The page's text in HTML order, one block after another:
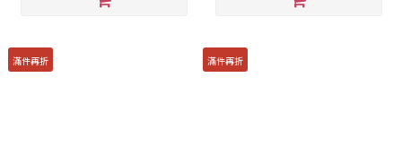
滿件再折 滿件再折